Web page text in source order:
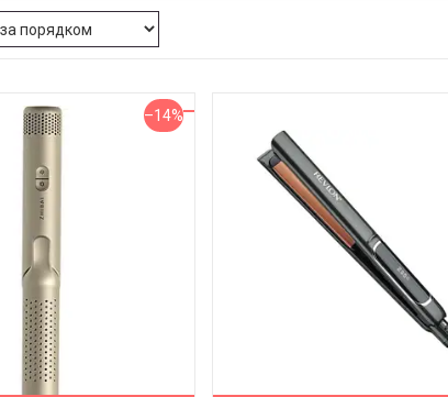
–14%